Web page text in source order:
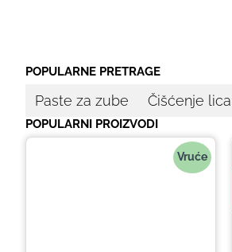
POPULARNE PRETRAGE
Paste za zube Čišćenje lica
POPULARNI PROIZVODI
Vruće